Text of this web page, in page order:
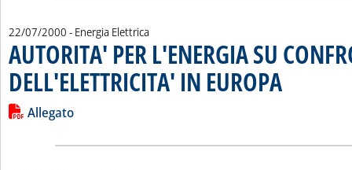
22/07/2000 - Energia Elettrica
AUTORITA' PER L'ENERGIA SU
DELL'ELETTRICITA' IN EUROPA
Leggi tutta la notizia: 'AUTORITA' PER L'ENERGIA SU
Lista allegati PDF alla notizia
Allegato